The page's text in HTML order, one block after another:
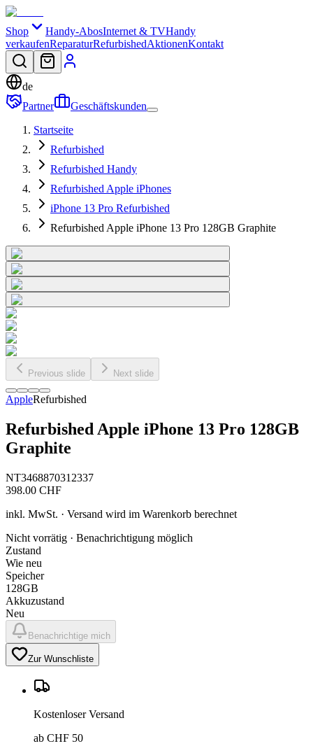
Shop Handy-AbosInternet & TVHandy
verkaufenReparaturRefurbishedAktionenKontakt
de
Partner
Geschäftskunden
Startseite
Refurbished
Refurbished Handy
Refurbished Apple iPhones
iPhone 13 Pro Refurbished
Refurbished Apple iPhone 13 Pro 128GB Graphite
Previous slide Next slide
AppleRefurbished
Refurbished Apple iPhone 13 Pro 128GB
Graphite
NT3468870312337
398.00 CHF
inkl. MwSt. · Versand wird im Warenkorb berechnet
Nicht vorrätig · Benachrichtigung möglich
Zustand
Wie neu
Speicher
128GB
Akkuzustand
Neu
Benachrichtige mich
Zur Wunschliste
Kostenloser Versand
ab CHF 50